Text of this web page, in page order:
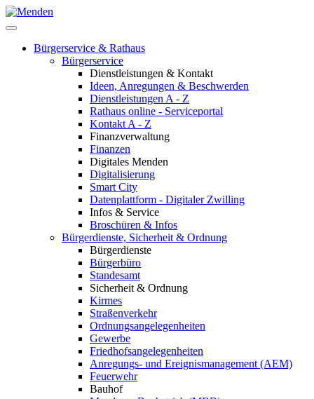
Bürgerservice & Rathaus
Bürgerservice
Dienstleistungen & Kontakt
Ideen, Anregungen & Beschwerden
Dienstleistungen A - Z
Rathaus online - Serviceportal
Kontakt A - Z
Finanzverwaltung
Finanzen
Digitales Menden
Digitalisierung
Smart City
Datenplattform - Digitaler Zwilling
Infos & Service
Broschüren & Infos
Bürgerdienste, Sicherheit & Ordnung
Bürgerdienste
Bürgerbüro
Standesamt
Sicherheit & Ordnung
Kirmes
Straßenverkehr
Ordnungsangelegenheiten
Gewerbe
Friedhofsangelegenheiten
Anregungs- und Ereignismanagement (AEM)
Feuerwehr
Bauhof